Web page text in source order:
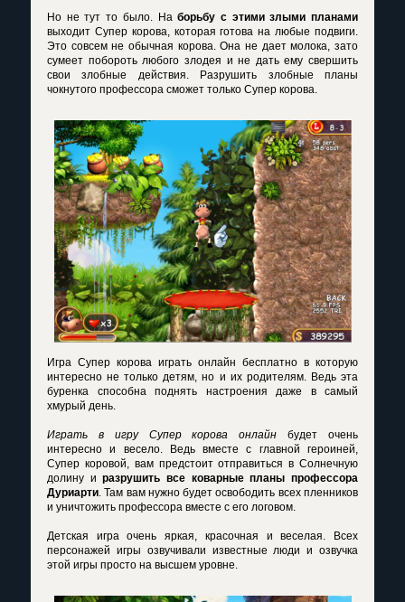
Но не тут то было. Наборьбу с этими злыми планами
выходит Супер корова, которая готова на любые подвиги.
Это совсем не обычная корова. Она не дает молока, зато
сумеет побороть любого злодея и не дать ему свершить
свои злобные действия. Разрушить злобные планы
чокнутого профессора сможет только Супер корова.
Игра Супер корова играть онлайн бесплатно в которую
интересно не только детям, но и их родителям. Ведь эта
буренка способна поднять настроения даже в самый
хмурый день.
Играть в игру Супер корова онлайн будет очень
интересно и весело. Ведь вместе с главной героиней,
Супер коровой, вам предстоит отправиться в Солнечную
долину иразрушить все коварные планы профессора
Дуриарти . Там вам нужно будет освободить всех пленников
и уничтожить профессора вместе с его логовом.
Детская игра очень яркая, красочная и веселая. Всех
персонажей игры озвучивали известные люди и озвучка
этой игры просто на высшем уровне.